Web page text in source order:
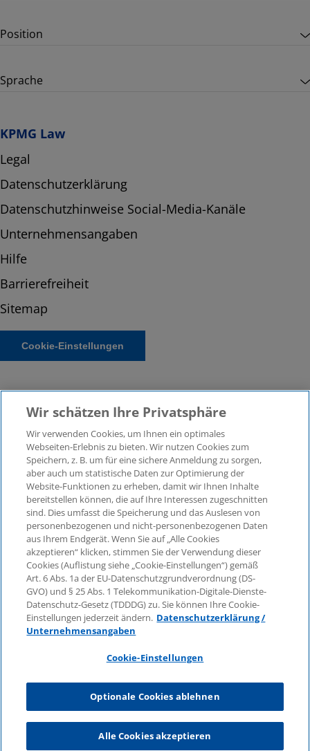
Position
Sprache
KPMG Law
Legal
Datenschutzerklärung
Datenschutzhinweise Social-Media-Kanäle
Unternehmensangaben
Hilfe
Barrierefreiheit
Sitemap
Cookie-Einstellungen
©2026 KPMG Law Rechtsanwaltsgesellschaft mbH,
assoziiert mit der KPMG AG
Wirtschaftsprüfungsgesellschaft, einer Aktiengesellschaft
nach deutschem Recht und ein Mitglied der globalen
KPMG-Organisation unabhängiger Mitgliedsfirmen, die
KPMG International Limited, einer Private English Company
Limited by Guarantee, angeschlossen sind. Alle Rechte
vorbehalten. Für weitere Einzelheiten über die Struktur der
globalen Organisation von KPMG besuchen Sie bitte
https://home.kpmg/governance.
KPMG International erbringt keine Dienstleistungen für
Kunden. Keine Mitgliedsfirma ist befugt, KPMG
Dritten zu verpflichten oder vertraglich zu binden, ebenso
wie KPMG International nicht autorisiert ist, andere
Wir schätzen Ihre Privatsphäre
Wir verwenden Cookies, um Ihnen ein optimales
Webseiten-Erlebnis zu bieten. Wir nutzen Cookies zum
Speichern, z. B. um für eine sichere Anmeldung zu sorgen,
aber auch um statistische Daten zur Optimierung der
Website-Funktionen zu erheben, damit wir Ihnen Inhalte
bereitstellen können, die auf Ihre Interessen zugeschnitten
sind. Dies umfasst die Speicherung und das Auslesen von
personenbezogenen und nicht-personenbezogenen Daten
aus Ihrem Endgerät. Wenn Sie auf „Alle Cookies
akzeptieren“ klicken, stimmen Sie der Verwendung dieser
Cookies (Auflistung siehe „Cookie-Einstellungen“) gemäß
Art. 6 Abs. 1a der EU-Datenschutzgrundverordnung (DS-
GVO) und § 25 Abs. 1 Telekommunikation-Digitale-Dienste-
Datenschutz-Gesetz (TDDDG) zu. Sie können Ihre Cookie-
Einstellungen jederzeit ändern. Datenschutzerklärung /
Unternehmensangaben
Cookie-Einstellungen
Optionale Cookies ablehnen
Alle Cookies akzeptieren